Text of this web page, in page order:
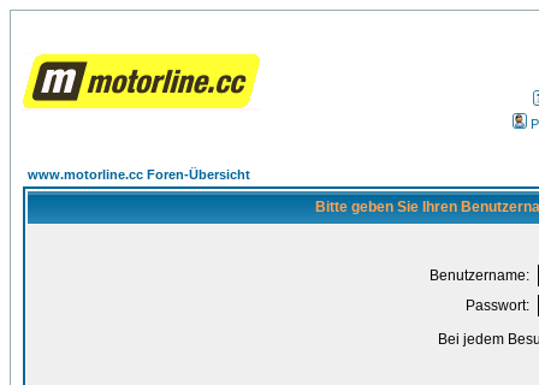
www.motorline.cc Foren-Übersicht
Bitte geben Sie Ihren
Benutzername:
Passwort:
Bei jedem